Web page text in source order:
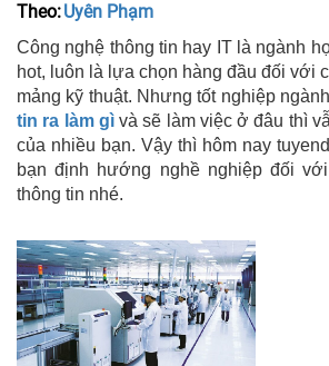
Theo:Uyên Phạm
Công nghệ thông tin hay IT là ngành
hot, luôn là lựa chọn hàng đầu đối với
mảng kỹ thuật. Nhưng tốt nghiệp
tin ra làm gìvà sẽ làm việc ở đâu thì
của nhiều bạn. Vậy thì hôm nay
bạn định hướng nghề nghiệp đối
thông tin nhé.